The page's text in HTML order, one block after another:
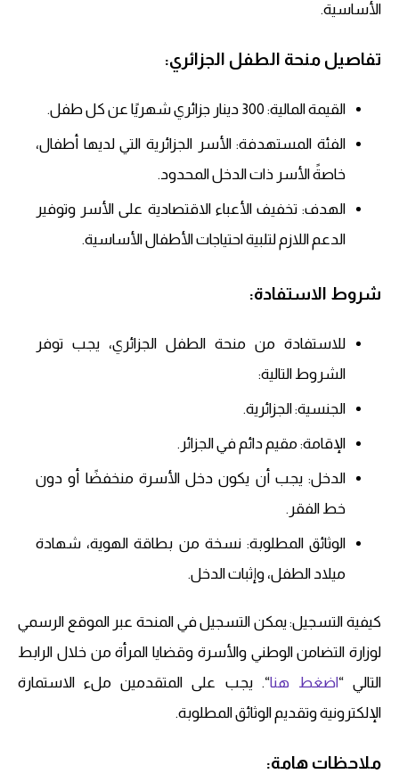
الأساسية.​
تفاصيل منحة الطفل الجزائري:
القيمة المالية: 300 دينار جزائري شهريًا عن كل طفل.
الفئة المستهدفة: الأسر الجزائرية التي لديها أطفال،
خاصةً الأسر ذات الدخل المحدود.
الهدف: تخفيف الأعباء الاقتصادية على الأسر وتوفير
الدعم اللازم لتلبية احتياجات الأطفال الأساسية.​
شروط الاستفادة:
للاستفادة من منحة الطفل الجزائري، يجب توفر
الشروط التالية:
الجنسية: الجزائرية.
الإقامة: مقيم دائم في الجزائر.
الدخل: يجب أن يكون دخل الأسرة منخفضًا أو دون
خط الفقر.
الوثائق المطلوبة: نسخة من بطاقة الهوية، شهادة
ميلاد الطفل، وإثبات الدخل.​
كيفية التسجيل: يمكن التسجيل في المنحة عبر الموقع الرسمي
لوزارة التضامن الوطني والأسرة وقضايا المرأة من خلال الرابط
التالي “اضغط هنا“. يجب على المتقدمين ملء الاستمارة
الإلكترونية وتقديم الوثائق المطلوبة.​
ملاحظات هامة: